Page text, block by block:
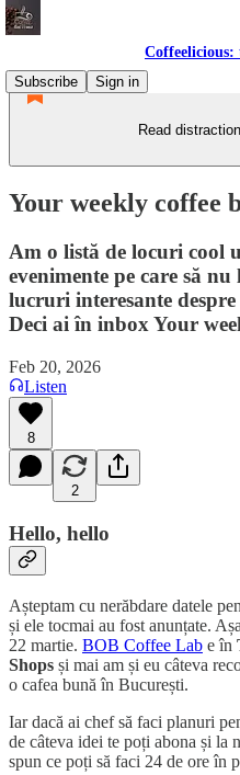
Coffeelicious:
Subscribe
Sign in
Read
Your weekly coffee
Am o listă de locuri cool
evenimente pe care să nu
lucruri interesante
Deci ai în inbox Your
Feb 20, 2026
Listen
8
2
Hello, hello
Așteptam cu nerăbdare datele
și ele tocmai au fost anunțate.
22 martie. BOB Coffee Lab e în
Shops și mai am și eu câteva
o cafea bună în București.
Iar dacă ai chef să faci planuri
de câteva idei te poți abona și la
spun ce poți să faci 24 de ore în